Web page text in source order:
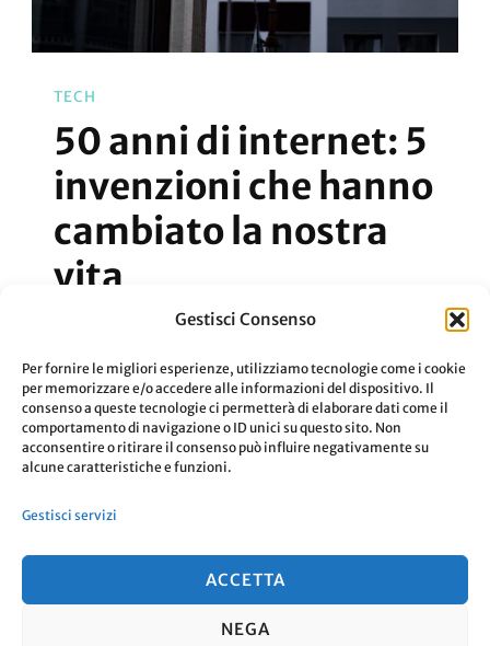
Gestisci Consenso
Per fornire le migliori esperienze, utilizziamo tecnologie come i cookie
per memorizzare e/o accedere alle informazioni del dispositivo. Il
consenso a queste tecnologie ci permetterà di elaborare dati come il
comportamento di navigazione o ID unici su questo sito. Non
acconsentire o ritirare il consenso può influire negativamente su
alcune caratteristiche e funzioni.
Gestisci servizi
ACCETTA
NEGA
TECH
50 anni di internet: 5
invenzioni che hanno
cambiato la nostra
vita
hanno cambiato la nostra vita
Aggiornato Il 1 Novembre 2019 Leggi